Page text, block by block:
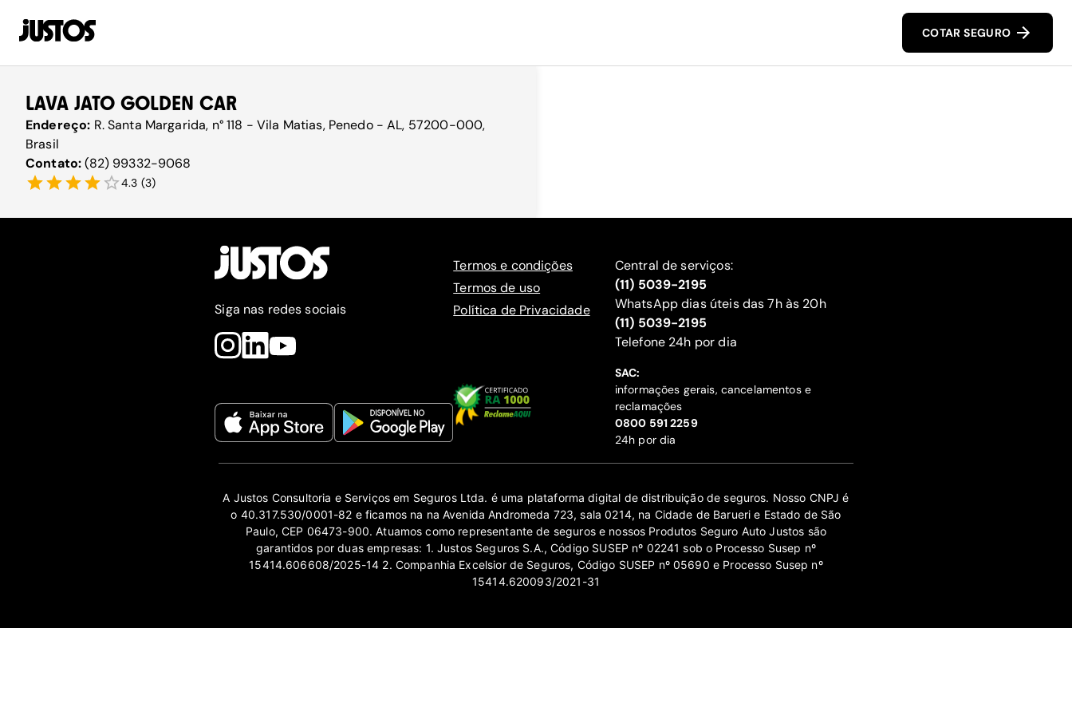
COTAR SEGURO
LAVA JATO GOLDEN CAR
Endereço: R. Santa Margarida, n° 118 - Vila Matias, Penedo - AL, 57200-000,
Brasil
Contato:(82) 99332-9068
4.3 (3)
Siga nas redes sociais
Termos e condições
Termos de uso
Política de Privacidade
Central de serviços:
(11) 5039-2195
WhatsApp dias úteis das 7h às 20h
(11) 5039-2195
‍Telefone 24h por dia
SAC:
informações gerais, cancelamentos e
reclamações
‍0800 591 2259
24h por dia
A Justos Consultoria e Serviços em Seguros Ltda. é uma plataforma digital de distribuição de seguros. Nosso CNPJ é
o 40.317.530/0001-82 e ficamos na na Avenida Andromeda 723, sala 0214, na Cidade de Barueri e Estado de São
Paulo, CEP 06473-900. Atuamos como representante de seguros e nossos Produtos Seguro Auto Justos são
garantidos por duas empresas: 1. Justos Seguros S.A., Código SUSEP nº 02241 sob o Processo Susep nº
15414.606608/2025-14 2. Companhia Excelsior de Seguros, Código SUSEP nº 05690 e Processo Susep nº
15414.620093/2021-31